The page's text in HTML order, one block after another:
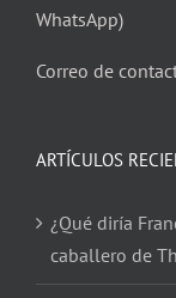
WhatsApp)
Correo de
ARTÍCULOS
¿Qué diría
caballero de